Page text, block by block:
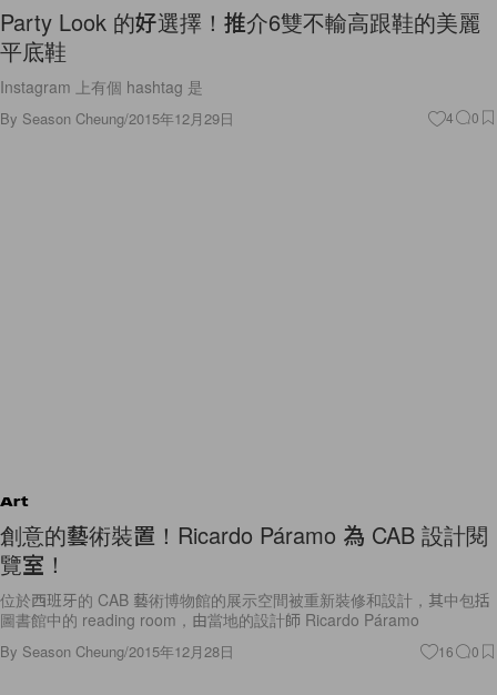
Party Look 的好選擇！推介6雙不輸高跟鞋的美麗
平底鞋
Instagram 上有個 hashtag 是
By Season Cheung/2015年12月29日 4 0
Art
創意的藝術裝置！Ricardo Páramo 為 CAB 設計閱
覽室！
位於西班牙的 CAB 藝術博物館的展示空間被重新裝修和設計，其中包括
圖書館中的 reading room，由當地的設計師 Ricardo Páramo
By Season Cheung/2015年12月28日 16 0